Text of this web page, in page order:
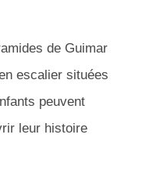
de Guimar
escalier situées
peuvent
leur histoire